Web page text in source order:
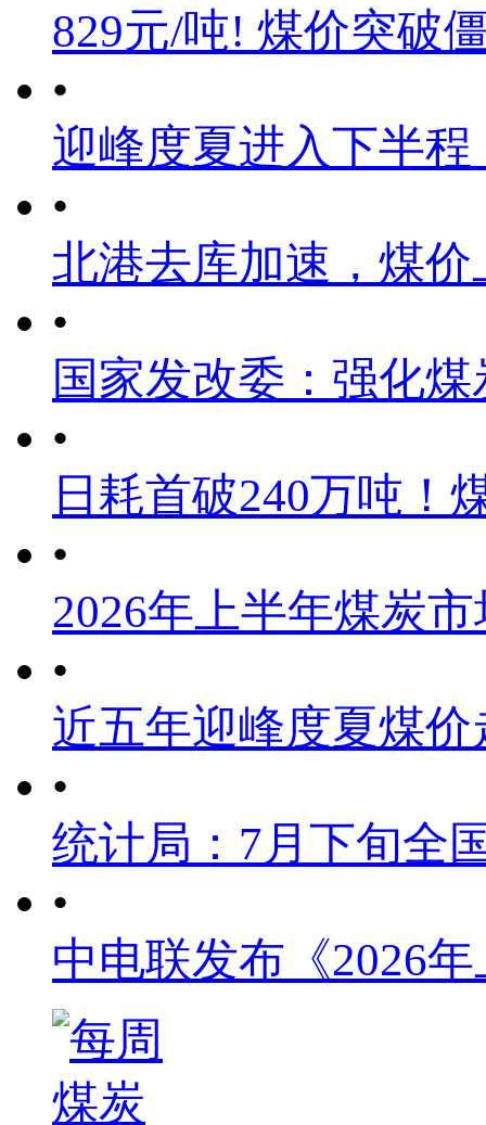
829元/吨! 煤价突破
•
迎峰度夏进入下半
•
北港去库加速，煤
•
国家发改委：强化
•
日耗首破240万吨！
•
2026年上半年煤炭
•
近五年迎峰度夏煤价
•
统计局：7月下旬全
•
中电联发布《2026